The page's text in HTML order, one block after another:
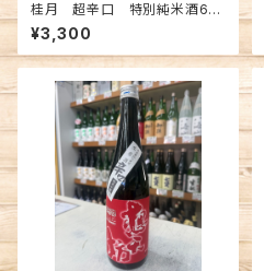
桂月 超辛口 特別純米酒60
夏の生酒 1800ml
¥3,300